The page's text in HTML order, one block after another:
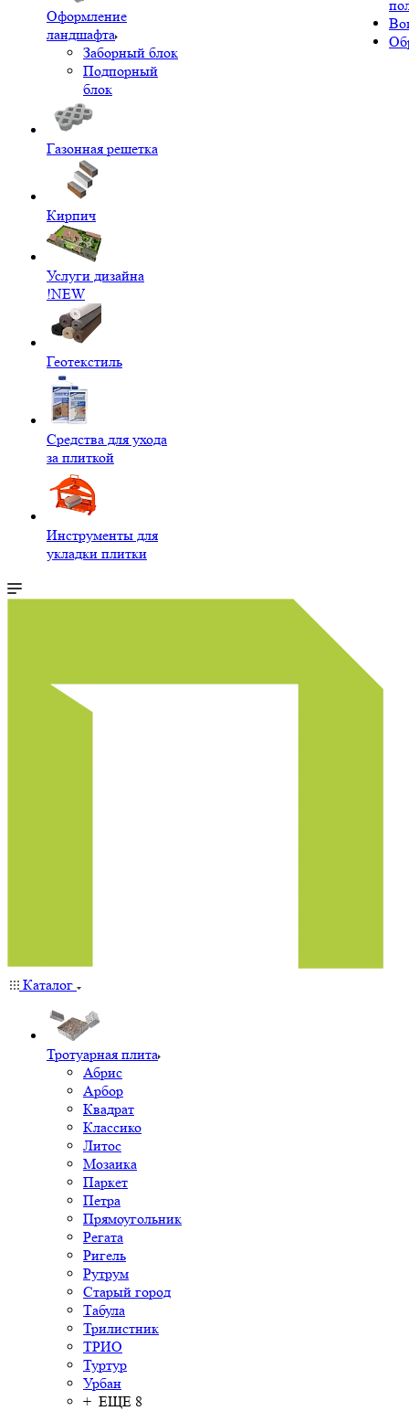
Оформление
ландшафта
Заборный блок
Подпорный
блок
Газонная решетка
Кирпич
Услуги дизайна
!NEW
Геотекстиль
Средства для ухода
за плиткой
Инструменты для
укладки плитки
Каталог
Тротуарная плита
Абрис
Арбор
Квадрат
Классико
Литос
Мозаика
Паркет
Петра
Прямоугольник
Регата
Ригель
Рутрум
Старый город
Табула
Трилистник
ТРИО
Туртур
Урбан
+ ЕЩЕ 8